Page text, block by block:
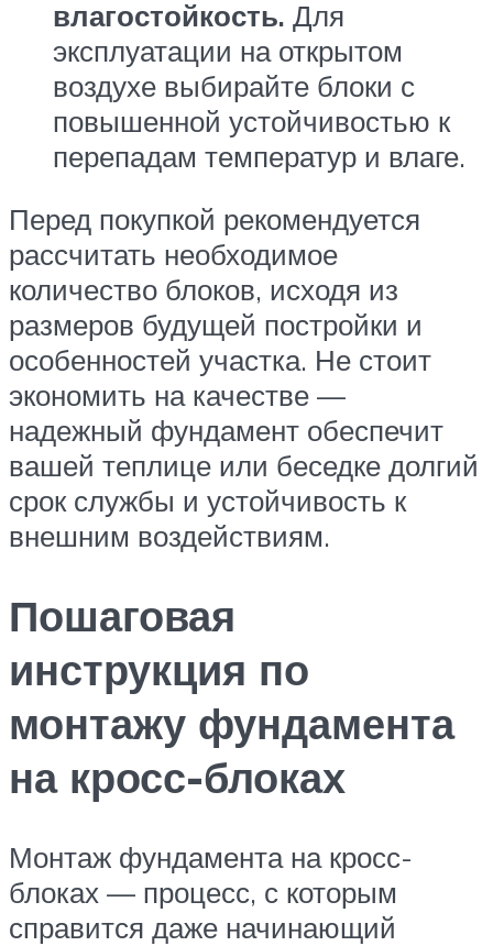
влагостойкость. Для
эксплуатации на открытом
воздухе выбирайте блоки с
повышенной устойчивостью к
перепадам температур и влаге.
Перед покупкой рекомендуется
рассчитать необходимое
количество блоков, исходя из
размеров будущей постройки и
особенностей участка. Не стоит
экономить на качестве —
надежный фундамент обеспечит
вашей теплице или беседке долгий
срок службы и устойчивость к
внешним воздействиям.
Пошаговая
инструкция по
монтажу фундамента
на кросс-блоках
Монтаж фундамента на кросс-
блоках — процесс, с которым
справится даже начинающий